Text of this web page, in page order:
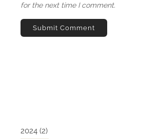
for the next time I comment.
2024 (2)